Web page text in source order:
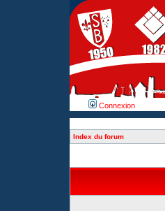
Connexion
Index du forum